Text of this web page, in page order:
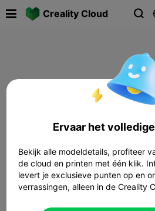
Creality Cloud 
Ervaar het
Bekijk alle modeldetails, profiteer
de cloud en printen met één klik.
levert je exclusieve punten op en
verrassingen, alleen in de Creality